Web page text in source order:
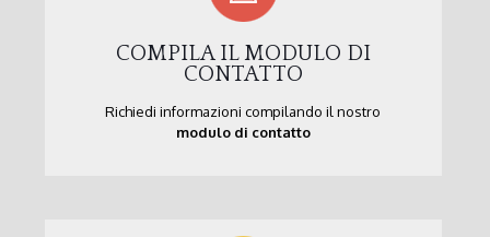
COMPILA IL MODULO DI
CONTATTO
Richiedi informazioni compilando il nostro
modulo di contatto